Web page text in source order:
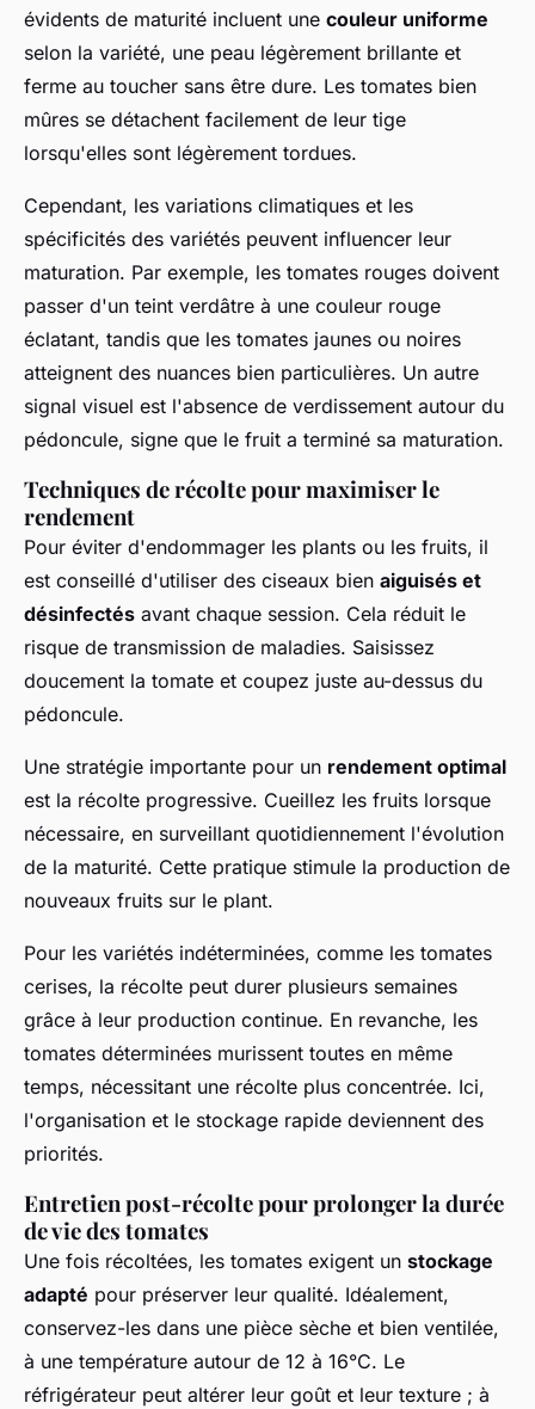
évidents de maturité incluent une couleur uniforme
selon la variété, une peau légèrement brillante et
ferme au toucher sans être dure. Les tomates bien
mûres se détachent facilement de leur tige
lorsqu'elles sont légèrement tordues.
Cependant, les variations climatiques et les
spécificités des variétés peuvent influencer leur
maturation. Par exemple, les tomates rouges doivent
passer d'un teint verdâtre à une couleur rouge
éclatant, tandis que les tomates jaunes ou noires
atteignent des nuances bien particulières. Un autre
signal visuel est l'absence de verdissement autour du
pédoncule, signe que le fruit a terminé sa maturation.
Techniques de récolte pour maximiser le
rendement
Pour éviter d'endommager les plants ou les fruits, il
est conseillé d'utiliser des ciseaux bien aiguisés et
désinfectés avant chaque session. Cela réduit le
risque de transmission de maladies. Saisissez
doucement la tomate et coupez juste au-dessus du
pédoncule.
Une stratégie importante pour un rendement optimal
est la récolte progressive. Cueillez les fruits lorsque
nécessaire, en surveillant quotidiennement l'évolution
de la maturité. Cette pratique stimule la production de
nouveaux fruits sur le plant.
Pour les variétés indéterminées, comme les tomates
cerises, la récolte peut durer plusieurs semaines
grâce à leur production continue. En revanche, les
tomates déterminées murissent toutes en même
temps, nécessitant une récolte plus concentrée. Ici,
l'organisation et le stockage rapide deviennent des
priorités.
Entretien post-récolte pour prolonger la durée
de vie des tomates
Une fois récoltées, les tomates exigent un stockage
adapté pour préserver leur qualité. Idéalement,
conservez-les dans une pièce sèche et bien ventilée,
à une température autour de 12 à 16°C. Le
réfrigérateur peut altérer leur goût et leur texture ; à